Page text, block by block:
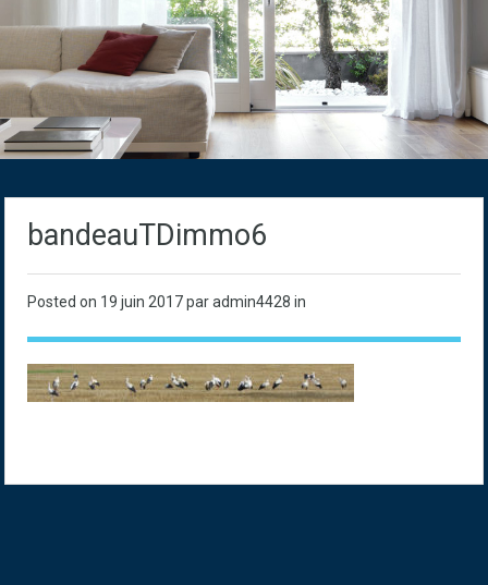
bandeauTDimmo6
Posted on 19 juin 2017par admin4428 in